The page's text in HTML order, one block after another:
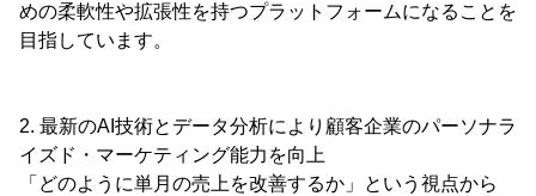
めの柔軟性や拡張性を持つプラットフォームになることを
目指しています。
2. 最新のAI技術とデータ分析により顧客企業のパーソナラ
イズド・マーケティング能力を向上
「どのように単月の売上を改善するか」という視点から